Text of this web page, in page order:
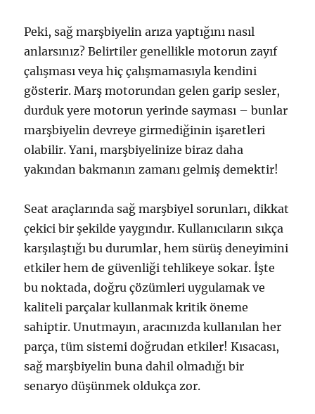
Peki, sağ marşbiyelin arıza yaptığını nasıl
anlarsınız? Belirtiler genellikle motorun zayıf
çalışması veya hiç çalışmamasıyla kendini
gösterir. Marş motorundan gelen garip sesler,
durduk yere motorun yerinde sayması – bunlar
marşbiyelin devreye girmediğinin işaretleri
olabilir. Yani, marşbiyelinize biraz daha
yakından bakmanın zamanı gelmiş demektir!
Seat araçlarında sağ marşbiyel sorunları, dikkat
çekici bir şekilde yaygındır. Kullanıcıların sıkça
karşılaştığı bu durumlar, hem sürüş deneyimini
etkiler hem de güvenliği tehlikeye sokar. İşte
bu noktada, doğru çözümleri uygulamak ve
kaliteli parçalar kullanmak kritik öneme
sahiptir. Unutmayın, aracınızda kullanılan her
parça, tüm sistemi doğrudan etkiler! Kısacası,
sağ marşbiyelin buna dahil olmadığı bir
senaryo düşünmek oldukça zor.